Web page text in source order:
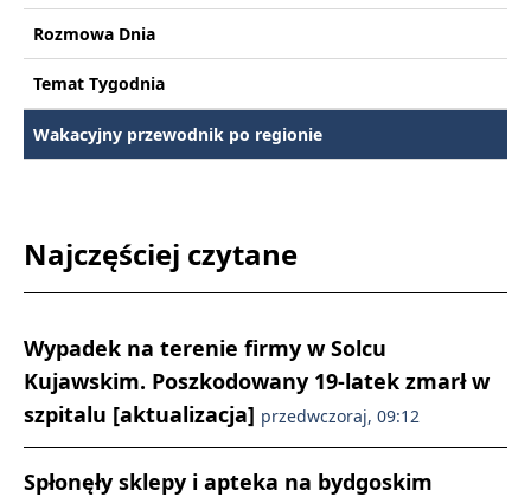
Rozmowa Dnia
Temat Tygodnia
Wakacyjny przewodnik po regionie
Najczęściej czytane
Wypadek na terenie firmy w Solcu
Kujawskim. Poszkodowany 19-latek zmarł w
szpitalu [aktualizacja] przedwczoraj, 09:12
Spłonęły sklepy i apteka na bydgoskim